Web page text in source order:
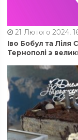
21 Лютого 2024,
Іво Бобул та Ліля
Тернополі з